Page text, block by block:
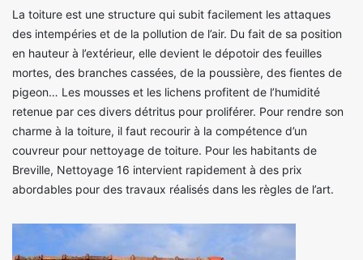
La toiture est une structure qui subit facilement les attaques
des intempéries et de la pollution de l’air. Du fait de sa position
en hauteur à l’extérieur, elle devient le dépotoir des feuilles
mortes, des branches cassées, de la poussière, des fientes de
pigeon… Les mousses et les lichens profitent de l’humidité
retenue par ces divers détritus pour proliférer. Pour rendre son
charme à la toiture, il faut recourir à la compétence d’un
couvreur pour nettoyage de toiture. Pour les habitants de
Breville, Nettoyage 16 intervient rapidement à des prix
abordables pour des travaux réalisés dans les règles de l’art.